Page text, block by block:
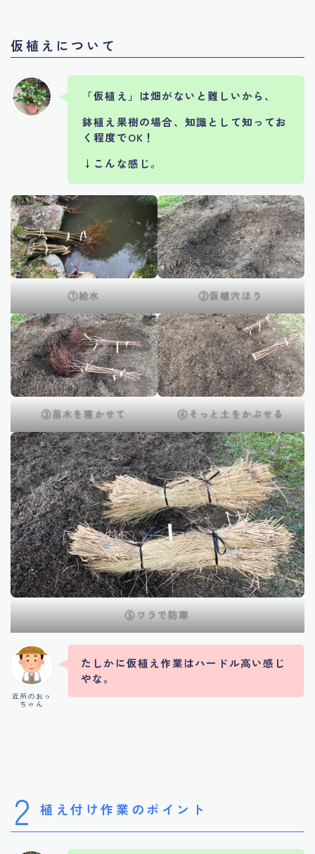
仮植えについて
「仮植え」は畑がないと難しいから、
鉢植え果樹の場合、知識として知ってお
く程度でOK！
↓こんな感じ。
①給水 ②仮植穴ほり
③苗木を寝かせて ④そっと土をかぶせる
⑤ワラで防寒
近所のおっ
ちゃん
たしかに仮植え作業はハードル高い感じ
やな。
2 植え付け作業のポイント